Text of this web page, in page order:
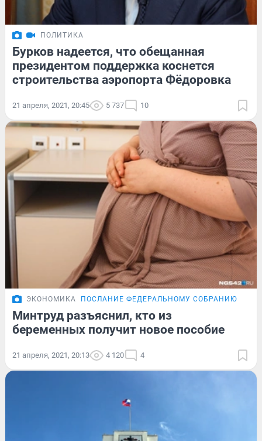
ПОЛИТИКА
Бурков надеется, что обещанная
президентом поддержка коснется
строительства аэропорта Фёдоровка
21 апреля, 2021, 20:45 5 737 10
ЭКОНОМИКА ПОСЛАНИЕ ФЕДЕРАЛЬНОМУ СОБРАНИЮ
Минтруд разъяснил, кто из
беременных получит новое пособие
21 апреля, 2021, 20:13 4 120 4